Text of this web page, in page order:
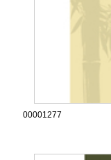
00001277